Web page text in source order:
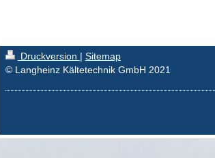
Druckversion | Sitemap
© Langheinz Kältetechnik GmbH 2021